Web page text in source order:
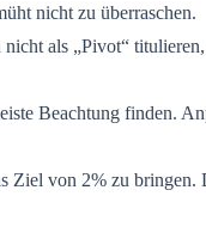
nicht zu überraschen.
als „Pivot“
Beachtung finden.
von 2% zu